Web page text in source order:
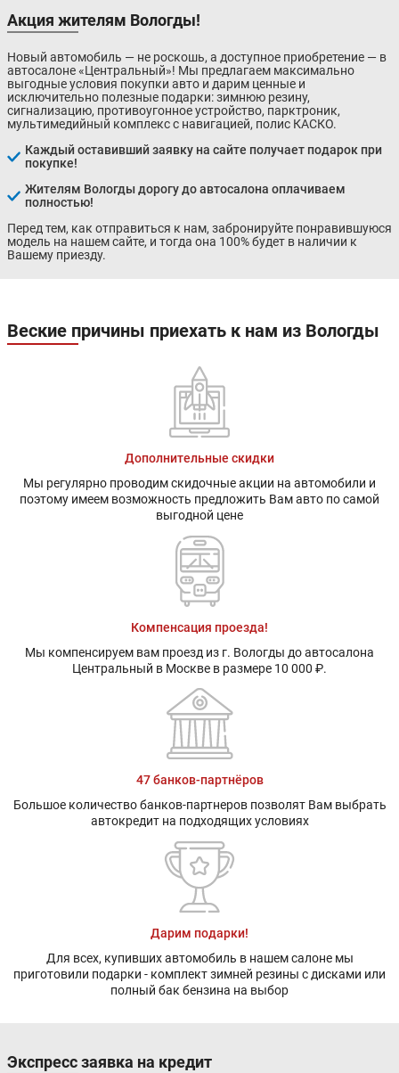
Акция жителям Вологды!
Новый автомобиль — не роскошь, а доступное приобретение — в
автосалоне «Центральный»! Мы предлагаем максимально
выгодные условия покупки авто и дарим ценные и
исключительно полезные подарки: зимнюю резину,
сигнализацию, противоугонное устройство, парктроник,
мультимедийный комплекс с навигацией, полис КАСКО.
Каждый оставивший заявку на сайте получает подарок при
покупке!
Жителям Вологды дорогу до автосалона оплачиваем
полностью!
Перед тем, как отправиться к нам, забронируйте понравившуюся
модель на нашем сайте, и тогда она 100% будет в наличии к
Вашему приезду.
Веские причины приехать к нам из Вологды
Дополнительные скидки
Мы регулярно проводим скидочные акции на автомобили и
поэтому имеем возможность предложить Вам авто по самой
выгодной цене
Компенсация проезда!
Мы компенсируем вам проезд из г. Вологды до автосалона
Центральный в Москве в размере 10 000 ₽.
47 банков-партнёров
Большое количество банков-партнеров позволят Вам выбрать
автокредит на подходящих условиях
Дарим подарки!
Для всех, купивших автомобиль в нашем салоне мы
приготовили подарки - комплект зимней резины с дисками или
полный бак бензина на выбор
Экспресс заявка на кредит